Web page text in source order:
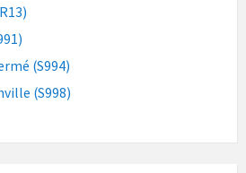
(S994)
(S998)